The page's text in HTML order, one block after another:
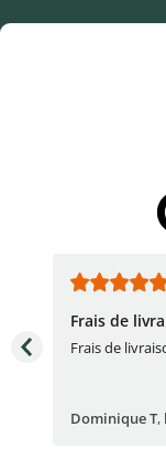
Frais de
Frais de
Dominique T,